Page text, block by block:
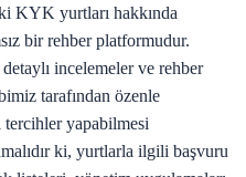
KYK yurtları hakkında
bir rehber platformudur.
incelemeler ve rehber
tarafından özenle
yapabilmesi
ki, yurtlarla ilgili başvuru